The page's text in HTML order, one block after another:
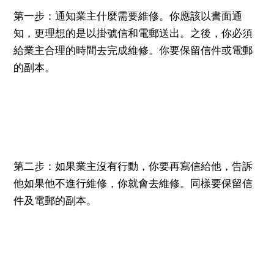
第一步：通知業主什麼需要維修。你應該以書面通
知，更理想的是以掛號信和電郵送出。之後，你必須
給業主合理的時間去完成維修。你要保留信件或電郵
的副本。
第二步：如果業主沒有行動，你要再寫信給他，告訴
他如果他不進行維修，你就會去維修。同樣要保留信
件及電郵的副本。